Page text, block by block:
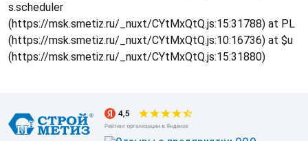
s.scheduler
(https://msk.smetiz.ru/_nuxt/CYtMxQtQ.js:15:31788) at PL
(https://msk.smetiz.ru/_nuxt/CYtMxQtQ.js:10:16736) at $u
(https://msk.smetiz.ru/_nuxt/CYtMxQtQ.js:15:31880)